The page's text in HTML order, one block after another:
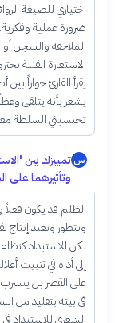
اختياري للصيغة
ضرورة عملية
الملاحقة والسجن أو
الاستعارة الفنية
يقرأ القارئ حواراً
يشعر بأنه يتلقى
تحتسبني السلطة
س تمييزك بين
وتأثيرهما على
الظلم قد يكون فعلاً
ويتطور ويعيد
لكن الاستبداد
إلى أداة في تثبيت
على القصر بل
في بيته بتقليد من